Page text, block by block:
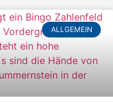
ALLGEMEIN